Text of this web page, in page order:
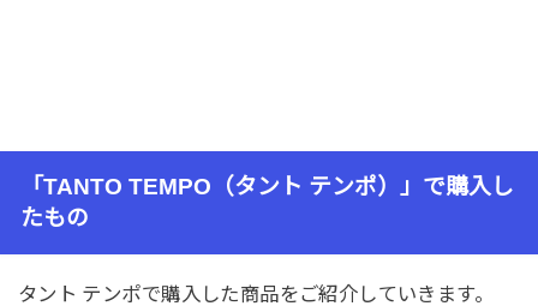
「TANTO TEMPO（タント テンポ）」で購入し
たもの
タント テンポで購入した商品をご紹介していきます。